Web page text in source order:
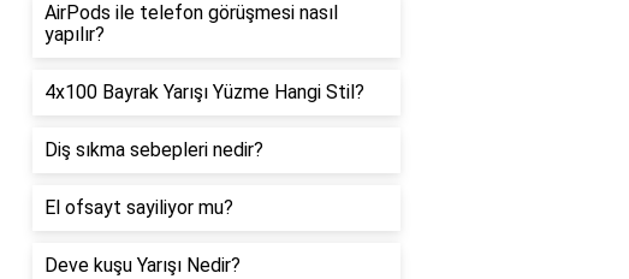
AirPods ile telefon görüşmesi nasıl
yapılır?
4x100 Bayrak Yarışı Yüzme Hangi Stil?
Diş sıkma sebepleri nedir?
El ofsayt sayiliyor mu?
Deve kuşu Yarışı Nedir?